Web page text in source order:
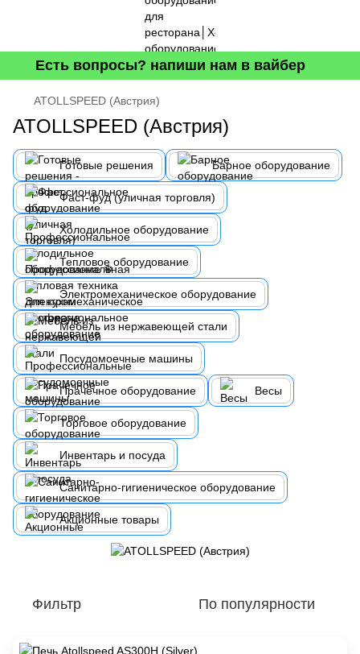
Есть вопросы? напиши нам в вайбер
ATOLLSPEED (Австрия)
ATOLLSPEED (Австрия)
Готовые решения Барное оборудование
Фаст-фуд (уличная торговля)
Холодильное оборудование
Тепловое оборудование
Электромеханическое оборудование
Мебель из нержавеющей стали
Посудомоечные машины
Прачечное оборудование Весы
Торговое оборудование
Инвентарь и посуда
Санитарно-гигиеническое оборудование
Акционные товары
Фильтр По популярности